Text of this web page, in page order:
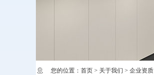
您的位置： 首页 > 关于我们 > 企业资质